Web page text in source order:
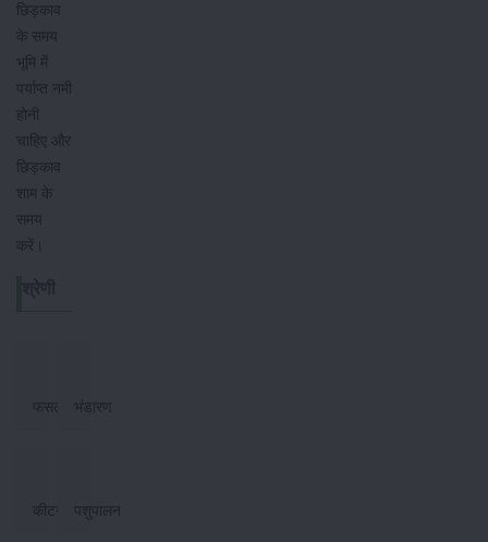
छिड़काव
के समय
भूमि में
पर्याप्त नमी
होनी
चाहिए और
छिड़काव
शाम के
समय
करें।
फसल भंडारण
कीटनाशकपशुपालन